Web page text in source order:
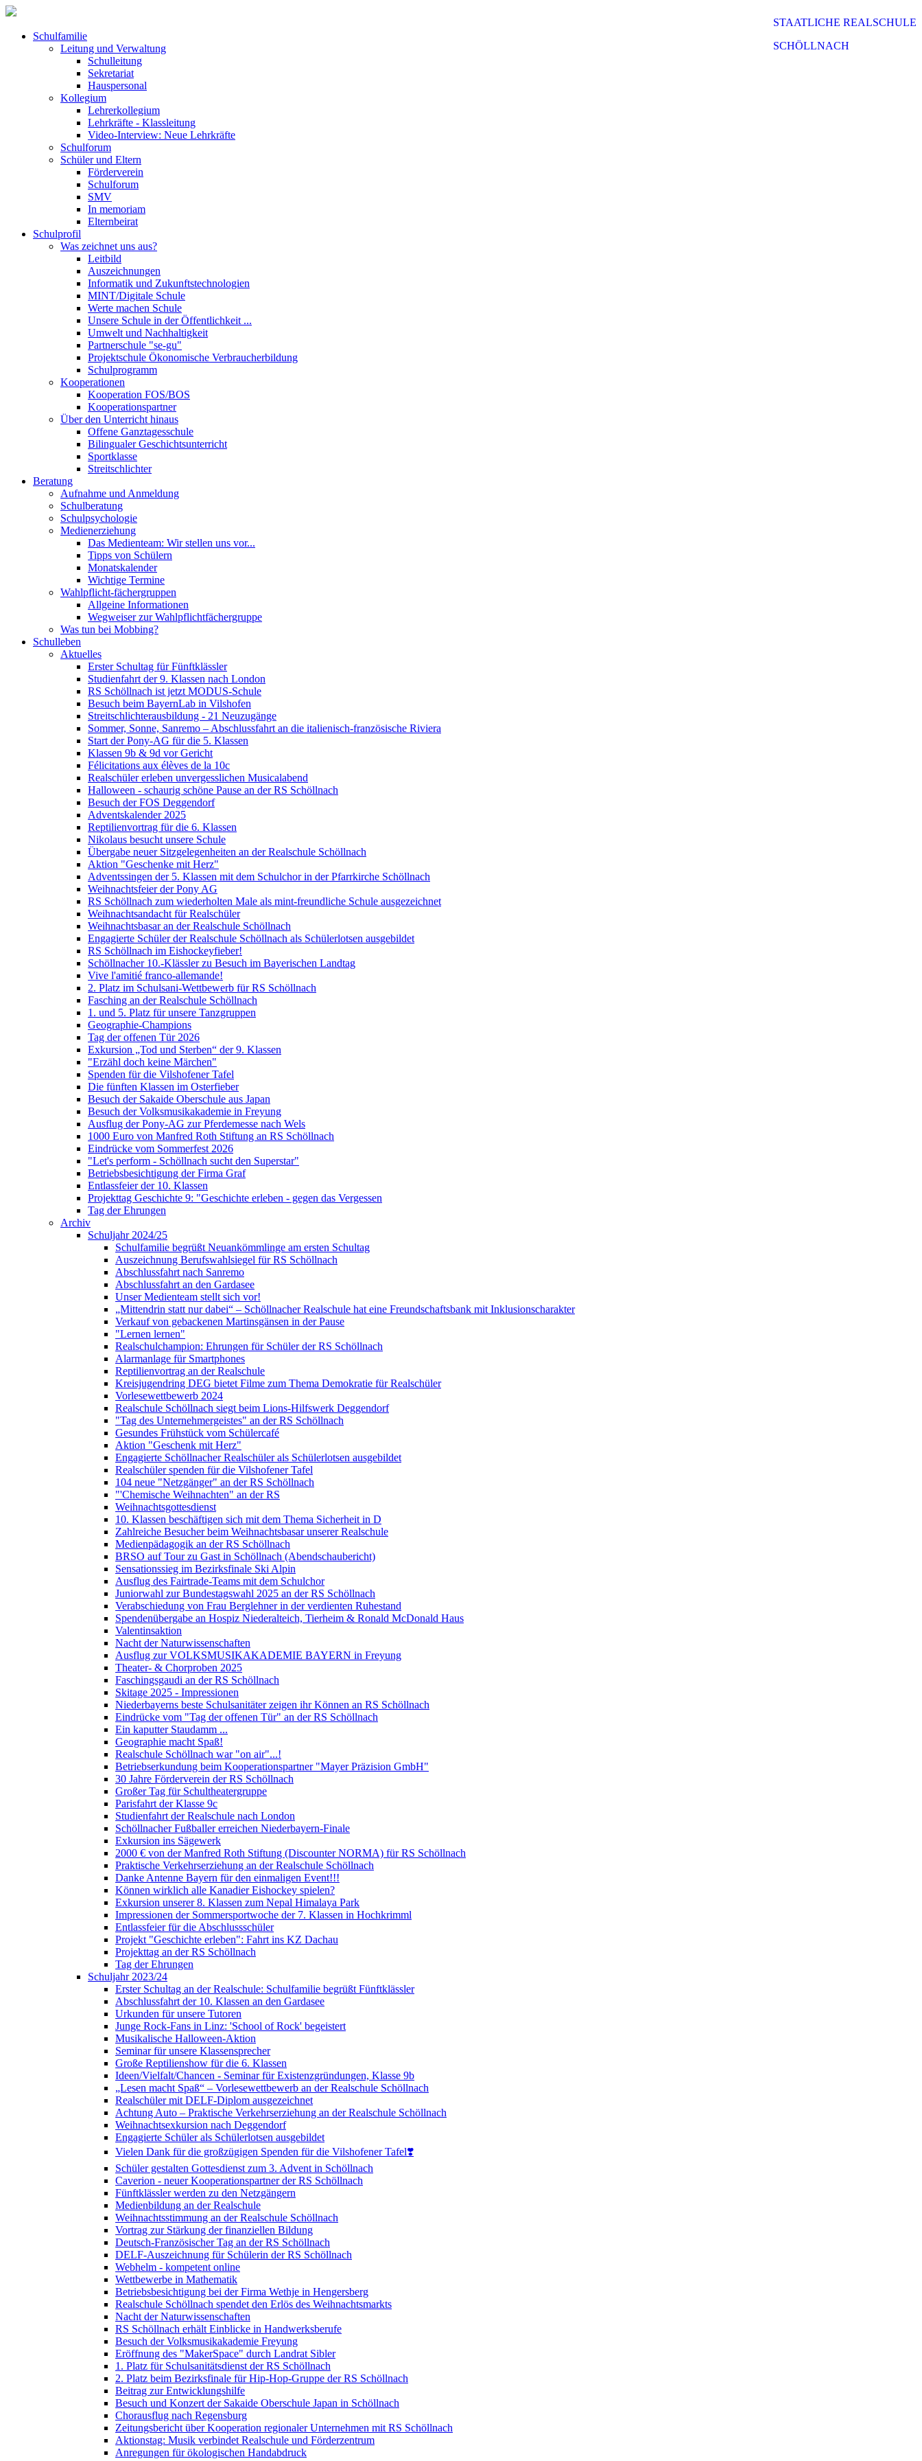
STAATLICHE REALSCHULE
SCHÖLLNACH
Schulfamilie
Leitung und Verwaltung
Schulleitung
Sekretariat
Hauspersonal
Kollegium
Lehrerkollegium
Lehrkräfte - Klassleitung
Video-Interview: Neue Lehrkräfte
Schulforum
Schüler und Eltern
Förderverein
Schulforum
SMV
In memoriam
Elternbeirat
Schulprofil
Was zeichnet uns aus?
Leitbild
Auszeichnungen
Informatik und Zukunftstechnologien
MINT/Digitale Schule
Werte machen Schule
Unsere Schule in der Öffentlichkeit ...
Umwelt und Nachhaltigkeit
Partnerschule "se-gu"
Projektschule Ökonomische Verbraucherbildung
Schulprogramm
Kooperationen
Kooperation FOS/BOS
Kooperationspartner
Über den Unterricht hinaus
Offene Ganztagesschule
Bilingualer Geschichtsunterricht
Sportklasse
Streitschlichter
Beratung
Aufnahme und Anmeldung
Schulberatung
Schulpsychologie
Medienerziehung
Das Medienteam: Wir stellen uns vor...
Tipps von Schülern
Monatskalender
Wichtige Termine
Wahlpflicht-fächergruppen
Allgeine Informationen
Wegweiser zur Wahlpflichtfächergruppe
Was tun bei Mobbing?
Schulleben
Aktuelles
Erster Schultag für Fünftklässler
Studienfahrt der 9. Klassen nach London
RS Schöllnach ist jetzt MODUS-Schule
Besuch beim BayernLab in Vilshofen
Streitschlichterausbildung - 21 Neuzugänge
Sommer, Sonne, Sanremo – Abschlussfahrt an die italienisch-französische Riviera
Start der Pony-AG für die 5. Klassen
Klassen 9b & 9d vor Gericht
Félicitations aux élèves de la 10c
Realschüler erleben unvergesslichen Musicalabend
Halloween - schaurig schöne Pause an der RS Schöllnach
Besuch der FOS Deggendorf
Adventskalender 2025
Reptilienvortrag für die 6. Klassen
Nikolaus besucht unsere Schule
Übergabe neuer Sitzgelegenheiten an der Realschule Schöllnach
Aktion "Geschenke mit Herz"
Adventssingen der 5. Klassen mit dem Schulchor in der Pfarrkirche Schöllnach
Weihnachtsfeier der Pony AG
RS Schöllnach zum wiederholten Male als mint-freundliche Schule ausgezeichnet
Weihnachtsandacht für Realschüler
Weihnachtsbasar an der Realschule Schöllnach
Engagierte Schüler der Realschule Schöllnach als Schülerlotsen ausgebildet
RS Schöllnach im Eishockeyfieber!
Schöllnacher 10.-Klässler zu Besuch im Bayerischen Landtag
Vive l'amitié franco-allemande!
2. Platz im Schulsani-Wettbewerb für RS Schöllnach
Fasching an der Realschule Schöllnach
1. und 5. Platz für unsere Tanzgruppen
Geographie-Champions
Tag der offenen Tür 2026
Exkursion „Tod und Sterben“ der 9. Klassen
"Erzähl doch keine Märchen"
Spenden für die Vilshofener Tafel
Die fünften Klassen im Osterfieber
Besuch der Sakaide Oberschule aus Japan
Besuch der Volksmusikakademie in Freyung
Ausflug der Pony-AG zur Pferdemesse nach Wels
1000 Euro von Manfred Roth Stiftung an RS Schöllnach
Eindrücke vom Sommerfest 2026
"Let's perform - Schöllnach sucht den Superstar"
Betriebsbesichtigung der Firma Graf
Entlassfeier der 10. Klassen
Projekttag Geschichte 9: "Geschichte erleben - gegen das Vergessen
Tag der Ehrungen
Archiv
Schuljahr 2024/25
Schulfamilie begrüßt Neuankömmlinge am ersten Schultag
Auszeichnung Berufswahlsiegel für RS Schöllnach
Abschlussfahrt nach Sanremo
Abschlussfahrt an den Gardasee
Unser Medienteam stellt sich vor!
„Mittendrin statt nur dabei“ – Schöllnacher Realschule hat eine Freundschaftsbank mit Inklusionscharakter
Verkauf von gebackenen Martinsgänsen in der Pause
"Lernen lernen"
Realschulchampion: Ehrungen für Schüler der RS Schöllnach
Alarmanlage für Smartphones
Reptilienvortrag an der Realschule
Kreisjugendring DEG bietet Filme zum Thema Demokratie für Realschüler
Vorlesewettbewerb 2024
Realschule Schöllnach siegt beim Lions-Hilfswerk Deggendorf
"Tag des Unternehmergeistes" an der RS Schöllnach
Gesundes Frühstück vom Schülercafé
Aktion "Geschenk mit Herz"
Engagierte Schöllnacher Realschüler als Schülerlotsen ausgebildet
Realschüler spenden für die Vilshofener Tafel
104 neue "Netzgänger" an der RS Schöllnach
"'Chemische Weihnachten" an der RS
Weihnachtsgottesdienst
10. Klassen beschäftigen sich mit dem Thema Sicherheit in D
Zahlreiche Besucher beim Weihnachtsbasar unserer Realschule
Medienpädagogik an der RS Schöllnach
BRSO auf Tour zu Gast in Schöllnach (Abendschaubericht)
Sensationssieg im Bezirksfinale Ski Alpin
Ausflug des Fairtrade-Teams mit dem Schulchor
Juniorwahl zur Bundestagswahl 2025 an der RS Schöllnach
Verabschiedung von Frau Berglehner in der verdienten Ruhestand
Spendenübergabe an Hospiz Niederalteich, Tierheim & Ronald McDonald Haus
Valentinsaktion
Nacht der Naturwissenschaften
Ausflug zur VOLKSMUSIKAKADEMIE BAYERN in Freyung
Theater- & Chorproben 2025
Faschingsgaudi an der RS Schöllnach
Skitage 2025 - Impressionen
Niederbayerns beste Schulsanitäter zeigen ihr Können an RS Schöllnach
Eindrücke vom "Tag der offenen Tür" an der RS Schöllnach
Ein kaputter Staudamm ...
Geographie macht Spaß!
Realschule Schöllnach war "on air"...!
Betriebserkundung beim Kooperationspartner "Mayer Präzision GmbH"
30 Jahre Förderverein der RS Schöllnach
Großer Tag für Schultheatergruppe
Parisfahrt der Klasse 9c
Studienfahrt der Realschule nach London
Schöllnacher Fußballer erreichen Niederbayern-Finale
Exkursion ins Sägewerk
2000 € von der Manfred Roth Stiftung (Discounter NORMA) für RS Schöllnach
Praktische Verkehrserziehung an der Realschule Schöllnach
Danke Antenne Bayern für den einmaligen Event!!!
Können wirklich alle Kanadier Eishockey spielen?
Exkursion unserer 8. Klassen zum Nepal Himalaya Park
Impressionen der Sommersportwoche der 7. Klassen in Hochkrimml
Entlassfeier für die Abschlussschüler
Projekt "Geschichte erleben": Fahrt ins KZ Dachau
Projekttag an der RS Schöllnach
Tag der Ehrungen
Schuljahr 2023/24
Erster Schultag an der Realschule: Schulfamilie begrüßt Fünftklässler
Abschlussfahrt der 10. Klassen an den Gardasee
Urkunden für unsere Tutoren
Junge Rock-Fans in Linz: 'School of Rock' begeistert
Musikalische Halloween-Aktion
Seminar für unsere Klassensprecher
Große Reptilienshow für die 6. Klassen
Ideen/Vielfalt/Chancen - Seminar für Existenzgründungen, Klasse 9b
„Lesen macht Spaß“ – Vorlesewettbewerb an der Realschule Schöllnach
Realschüler mit DELF-Diplom ausgezeichnet
Achtung Auto – Praktische Verkehrserziehung an der Realschule Schöllnach
Weihnachtsexkursion nach Deggendorf
Engagierte Schüler als Schülerlotsen ausgebildet
Vielen Dank für die großzügigen Spenden für die Vilshofener Tafel❣️
Schüler gestalten Gottesdienst zum 3. Advent in Schöllnach
Caverion - neuer Kooperationspartner der RS Schöllnach
Fünftklässler werden zu den Netzgängern
Medienbildung an der Realschule
Weihnachtsstimmung an der Realschule Schöllnach
Vortrag zur Stärkung der finanziellen Bildung
Deutsch-Französischer Tag an der RS Schöllnach
DELF-Auszeichnung für Schülerin der RS Schöllnach
Webhelm - kompetent online
Wettbewerbe in Mathematik
Betriebsbesichtigung bei der Firma Wethje in Hengersberg
Realschule Schöllnach spendet den Erlös des Weihnachtsmarkts
Nacht der Naturwissenschaften
RS Schöllnach erhält Einblicke in Handwerksberufe
Besuch der Volksmusikakademie Freyung
Eröffnung des "MakerSpace" durch Landrat Sibler
1. Platz für Schulsanitätsdienst der RS Schöllnach
2. Platz beim Bezirksfinale für Hip-Hop-Gruppe der RS Schöllnach
Beitrag zur Entwicklungshilfe
Besuch und Konzert der Sakaide Oberschule Japan in Schöllnach
Chorausflug nach Regensburg
Zeitungsbericht über Kooperation regionaler Unternehmen mit RS Schöllnach
Aktionstag: Musik verbindet Realschule und Förderzentrum
Anregungen für ökologischen Handabdruck